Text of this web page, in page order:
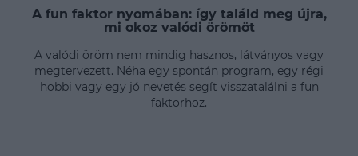
A fun faktor nyomában: így találd meg újra,
mi okoz valódi örömöt
A valódi öröm nem mindig hasznos, látványos vagy
megtervezett. Néha egy spontán program, egy régi
hobbi vagy egy jó nevetés segít visszatalálni a fun
faktorhoz.